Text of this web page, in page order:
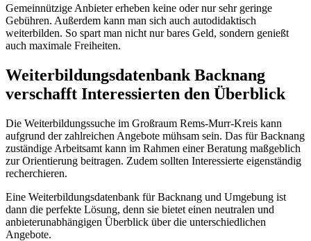
Gemeinnützige Anbieter erheben keine oder nur sehr geringe
Gebühren. Außerdem kann man sich auch autodidaktisch
weiterbilden. So spart man nicht nur bares Geld, sondern genießt
auch maximale Freiheiten.
Weiterbildungsdatenbank Backnang
verschafft Interessierten den Überblick
Die Weiterbildungssuche im Großraum Rems-Murr-Kreis kann
aufgrund der zahlreichen Angebote mühsam sein. Das für Backnang
zuständige Arbeitsamt kann im Rahmen einer Beratung maßgeblich
zur Orientierung beitragen. Zudem sollten Interessierte eigenständig
recherchieren.
Eine Weiterbildungsdatenbank für Backnang und Umgebung ist
dann die perfekte Lösung, denn sie bietet einen neutralen und
anbieterunabhängigen Überblick über die unterschiedlichen
Angebote.